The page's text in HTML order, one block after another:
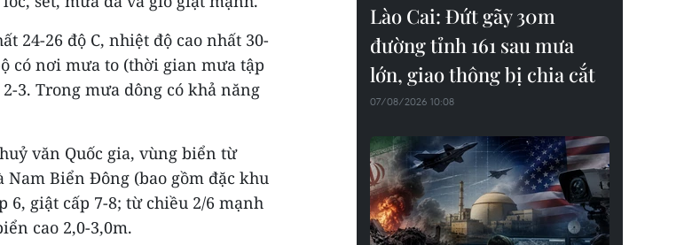
24-26 độ C, nhiệt độ cao nhất 30-
có nơi mưa to (thời gian mưa tập
3. Trong mưa dông có khả năng
văn Quốc gia, vùng biển từ
Nam Biển Đông (bao gồm đặc khu
6, giật cấp 7-8; từ chiều 2/6 mạnh
cao 2,0-3,0m.
Lào Cai: Đứt gãy 30m
đường tỉnh 161 sau mưa
lớn, giao thông bị chia cắt
07/08/2026 10:08